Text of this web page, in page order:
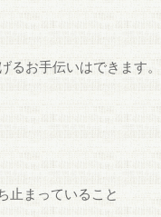
るお手伝いはできます。
止まっていること